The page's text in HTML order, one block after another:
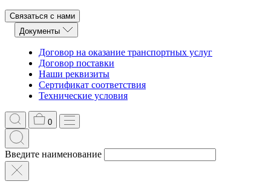
Связаться с нами
Документы
Договор на оказание транспортных услуг
Договор поставки
Наши реквизиты
Сертификат соответствия
Технические условия
0
Введите наименование